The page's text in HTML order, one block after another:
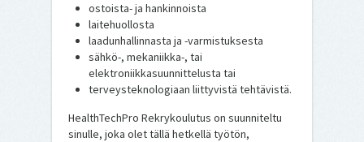
ostoista- ja hankinnoista
laitehuollosta
laadunhallinnasta ja -varmistuksesta
sähkö-, mekaniikka-, tai
elektroniikkasuunnittelusta tai
terveysteknologiaan liittyvistä tehtävistä.
HealthTechPro Rekrykoulutus on suunniteltu
sinulle, joka olet tällä hetkellä työtön,